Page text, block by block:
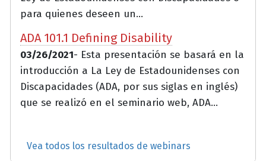
para quienes deseen un...
ADA 101.1 Defining Disability
03/26/2021- Esta presentación se basará en la
introducción a La Ley de Estadounidenses con
Discapacidades (ADA, por sus siglas en inglés)
que se realizó en el seminario web, ADA...
Vea todos los resultados de webinars